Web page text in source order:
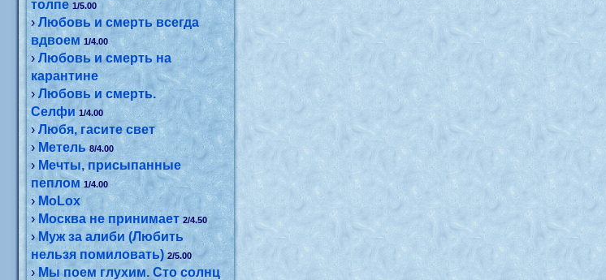
толпе 1/5.00
›Любовь и смерть всегда
вдвоем 1/4.00
›Любовь и смерть на
карантине
›Любовь и смерть.
Селфи 1/4.00
›Любя, гасите свет
› Метель 8/4.00
›Мечты, присыпанные
пеплом 1/4.00
›МоLох
›Москва не принимает 2/4.50
›Муж за алиби (Любить
нельзя помиловать) 2/5.00
›Мы поем глухим. Сто солнц